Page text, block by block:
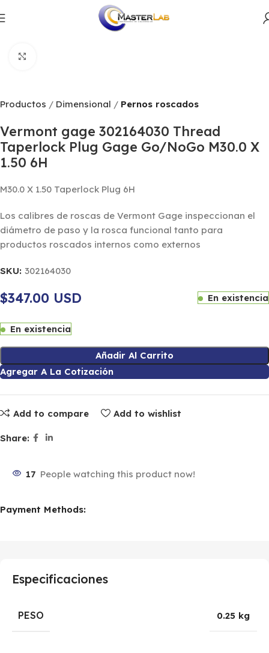
Dimensional Pernos roscados
Productos Dimensional Pernos roscados
Vermont gage 302164030 Thread
Taperlock Plug Gage Go/NoGo M30.0 X
1.50 6H
M30.0 X 1.50 Taperlock Plug 6H
Los calibres de roscas de Vermont Gage inspeccionan el
diámetro de paso y la rosca funcional tanto para
productos roscados internos como externos
SKU: 302164030
$347.00 USD En existencia
En existencia
Añadir Al Carrito
Agregar A La Cotización
Add to compare Add to wishlist
Share:
17 People watching this product now!
Payment Methods:
Especificaciones
PESO 0.25 kg